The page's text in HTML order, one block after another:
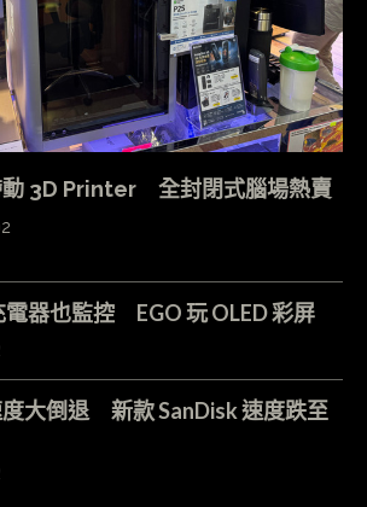
動 3D Printer 全封閉式腦場熱賣
電器也監控 EGO 玩 OLED 彩屏
度大倒退 新款 SanDisk 速度跌至